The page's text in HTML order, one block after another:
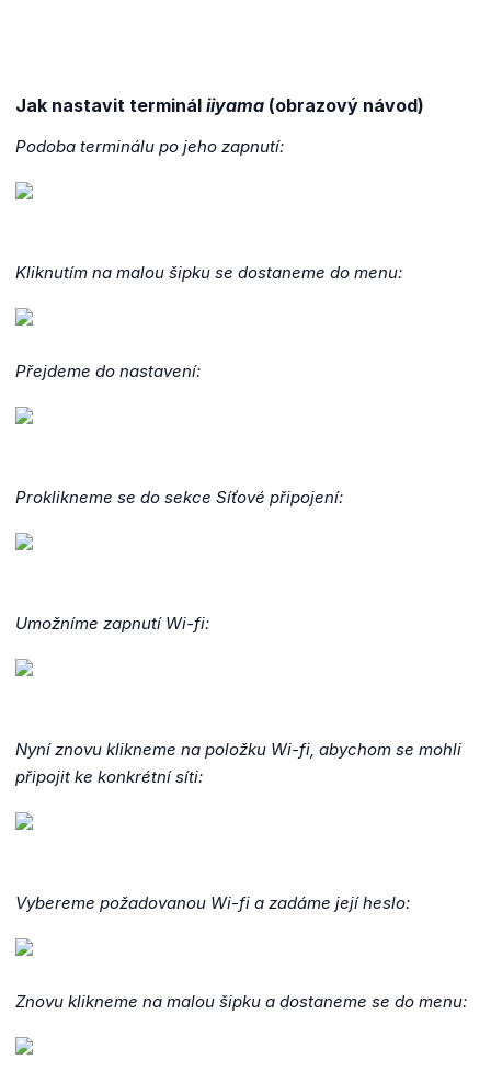
Jak nastavit terminál iiyama (obrazový návod)
Podoba terminálu po jeho zapnutí:
Kliknutím na malou šipku se dostaneme do menu:
Přejdeme do nastavení:
Proklikneme se do sekce Síťové připojení:
Umožníme zapnutí Wi-fi:
Nyní znovu klikneme na položku Wi-fi, abychom se mohli
připojit ke konkrétní síti:
Vybereme požadovanou Wi-fi a zadáme její heslo:
Znovu klikneme na malou šipku a dostaneme se do menu: